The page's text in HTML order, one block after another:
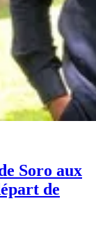
Soro aux
de